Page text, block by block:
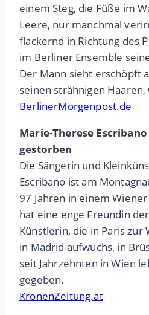
einem Steg, die Füße im
Leere, nur manchmal
flackernd in Richtung des
im Berliner Ensemble
Der Mann sieht erschöpft
seinen strähnigen
BerlinerMorgenpost.de
Marie-Therese
gestorben
Die Sängerin und
Escribano ist am
97 Jahren in einem
hat eine enge Freundin
Künstlerin, die in Paris zur
in Madrid aufwuchs, in
seit Jahrzehnten in Wien
gegeben.
KronenZeitung.at